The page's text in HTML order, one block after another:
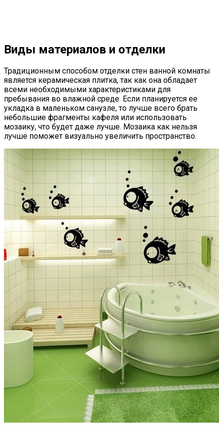
Виды материалов и отделки
Традиционным способом отделки стен ванной комнаты
является керамическая плитка, так как она обладает
всеми необходимыми характеристиками для
пребывания во влажной среде. Если планируется ее
укладка в маленьком санузле, то лучше всего брать
небольшие фрагменты кафеля или использовать
мозаику, что будет даже лучше. Мозаика как нельзя
лучше поможет визуально увеличить пространство.